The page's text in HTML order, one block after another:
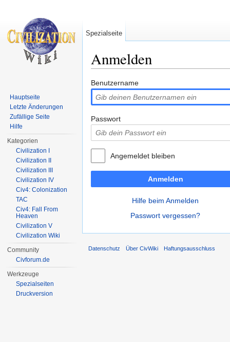
Anmelden
Benutzername
Passwort
Angemeldet bleiben
Anmelden
Hilfe beim Anmelden
Passwort vergessen?
Spezialseite
Hauptseite
Letzte Änderungen
Zufällige Seite
Hilfe
Kategorien
Civilization I
Civilization II
Civilization III
Civilization IV
Civ4: Colonization
TAC
Civ4: Fall From
Heaven
Civilization V
Civilization Wiki
Community
Civforum.de
Werkzeuge
Spezialseiten
Druckversion
Datenschutz Über CivWiki Haftungsausschluss